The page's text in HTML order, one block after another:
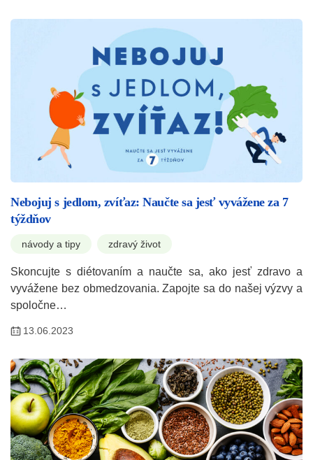
Nebojuj s jedlom, zvíťaz: Naučte sa jesť vyvážene za 7
týždňov
návody a tipy zdravý život
Skoncujte s diétovaním a naučte sa, ako jesť zdravo a
vyvážene bez obmedzovania. Zapojte sa do našej výzvy a
spoločne…
13.06.2023